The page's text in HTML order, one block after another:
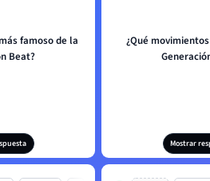
famoso de la
Beat?
¿Qué
Mostrar